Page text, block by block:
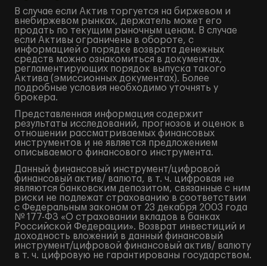
В случае если Актив торгуется на биржевом и
внебиржевом рынках, держатель может его
продать по текущим рыночным ценам. В случае
если Активы ограничены в обороте, с
информацией о порядке возврата денежных
средств можно ознакомиться в документах,
регламентирующих порядок выпуска такого
Актива (эмиссионных документах). Более
подробные условия необходимо уточнять у
брокера.
Представленная информация содержит
результаты исследований, прогнозов и оценок в
отношении рассматриваемых финансовых
инструментов и не является предложением
описываемого финансового инструмента.
Данный финансовый инструмент/цифровой
финансовый актив/ валюта, в т. ч. цифровая не
являются банковским депозитом, связанные с ним
риски не подлежат страхованию в соответствии
с Федеральным законом от 23 декабря 2003 года
№ 177-ФЗ «О страховании вкладов в банках
Российской Федерации». Возврат инвестиций и
доходность вложений в данный финансовый
инструмент/цифровой финансовый актив/ валюту
в т. ч. цифровую не гарантированы государством.